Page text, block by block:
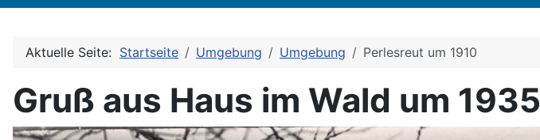
Aktuelle Seite: Startseite Umgebung Umgebung Perlesreut um 1910
Gruß aus Haus im Wald um 1935